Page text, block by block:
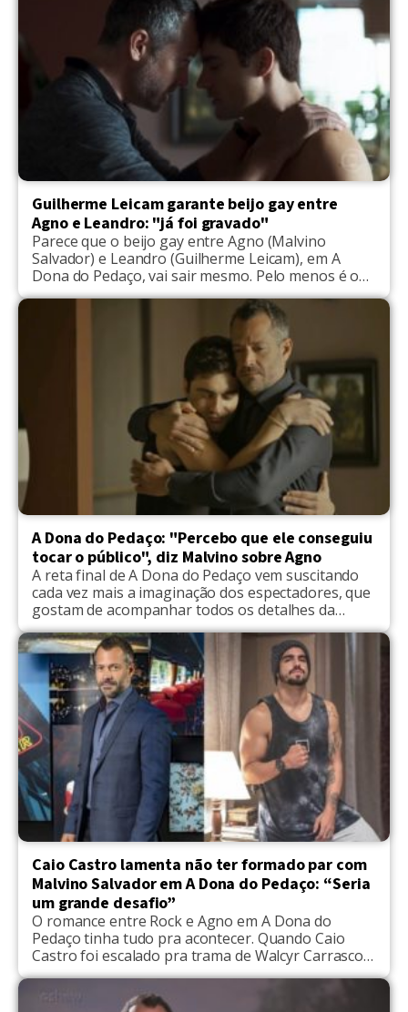
revista GQ e comentou […]
Guilherme Leicam garante beijo gay entre
Agno e Leandro: "já foi gravado"
Parece que o beijo gay entre Agno (Malvino
Salvador) e Leandro (Guilherme Leicam), em A
Dona do Pedaço, vai sair mesmo. Pelo menos é o
que afirmou o ator Guilherme Leicam, durante
uma entrevista ao jornal O Dia. Conforme o galã
global, a cena entre os personagens já está
gravada e o momento vai acontecer […]
A Dona do Pedaço: "Percebo que ele conseguiu
tocar o público", diz Malvino sobre Agno
A reta final de A Dona do Pedaço vem suscitando
cada vez mais a imaginação dos espectadores, que
gostam de acompanhar todos os detalhes da
trama. Desta vez, Malvino Salvador, que vive Agno,
falou sobre o personagem. "O Agno chegou na
hora que eu tinha maturidade profissional para
viver esse personagem sem estereotipá-lo.
Percebo que ele […]
Caio Castro lamenta não ter formado par com
Malvino Salvador em A Dona do Pedaço: “Seria
um grande desafio”
O romance entre Rock e Agno em A Dona do
Pedaço tinha tudo pra acontecer. Quando Caio
Castro foi escalado pra trama de Walcyr Carrasco,
o boxeador e o empresário viveriam um romance,
mas mudanças foram feitas no folhetim das 21h da
Globo. Agno se apaixonou por Leandro, papel de